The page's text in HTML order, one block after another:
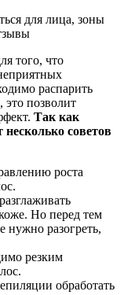
того, что
распарить
позволит
Так как
советов
роста
Но перед тем
нужно разогреть,
резким
обработать